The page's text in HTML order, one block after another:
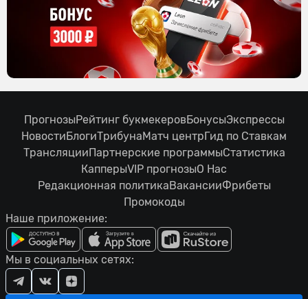
ПрогнозыРейтинг букмекеровБонусыЭкспрессы
НовостиБлогиТрибунаМатч центрГид по Ставкам
ТрансляцииПартнерские программыСтатистика
КапперыVIP прогнозыО Нас
Редакционная политикаВакансииФрибеты
Промокоды
Наше приложение:
Мы в социальных сетях: